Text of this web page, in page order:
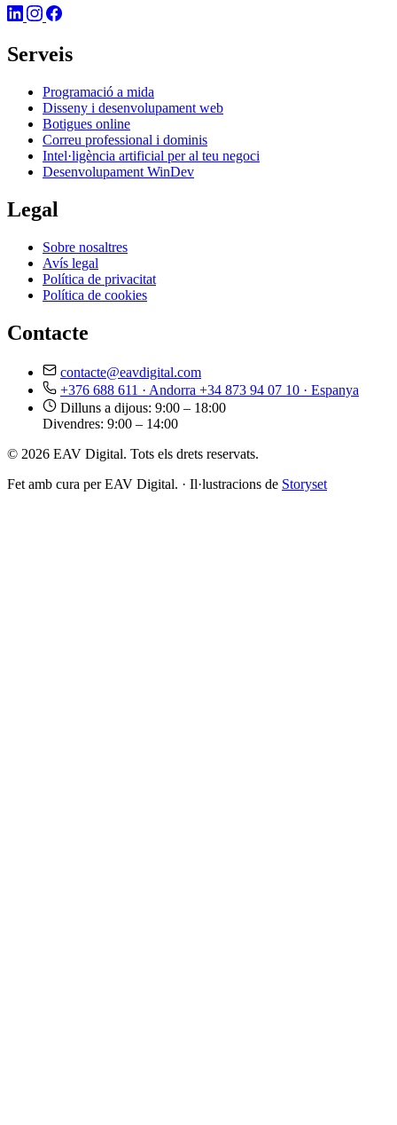
Serveis
Programació a mida
Disseny i desenvolupament web
Botigues online
Correu professional i dominis
Intel·ligència artificial per al teu negoci
Desenvolupament WinDev
Legal
Sobre nosaltres
Avís legal
Política de privacitat
Política de cookies
Contacte
contacte@eavdigital.com
+376 688 611 · Andorra +34 873 94 07 10 · Espanya
Dilluns a dijous: 9:00 – 18:00
Divendres: 9:00 – 14:00
© 2026 EAV Digital. Tots els drets reservats.
Fet amb cura per EAV Digital. · Il·lustracions de Storyset